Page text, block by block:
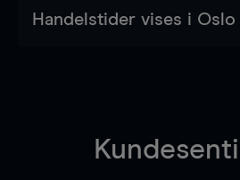
Handelstider vises i Oslo